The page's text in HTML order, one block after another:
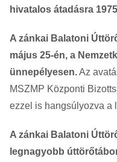
hivatalos átadásra
A zánkai Balatoni
május 25-én, a
ünnepélyesen.Az
MSZMP Központi
ezzel is hangsúlyozva a
A zánkai Balatoni
legnagyobb